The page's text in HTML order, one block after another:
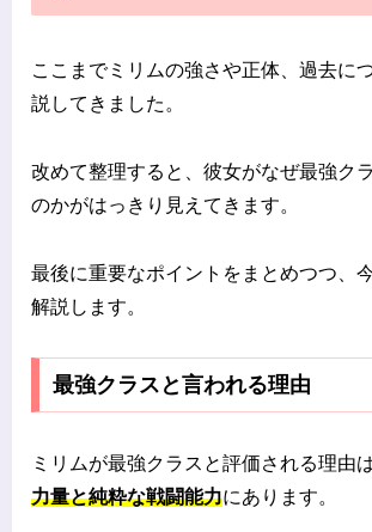
ここまでミリムの強さや正体、過去に
説してきました。
改めて整理すると、彼女がなぜ最強ク
のかがはっきり見えてきます。
最後に重要なポイントをまとめつつ、
解説します。
最強クラスと言われる理由
ミリムが最強クラスと評価される理由は
力量と純粋な戦闘能力にあります。